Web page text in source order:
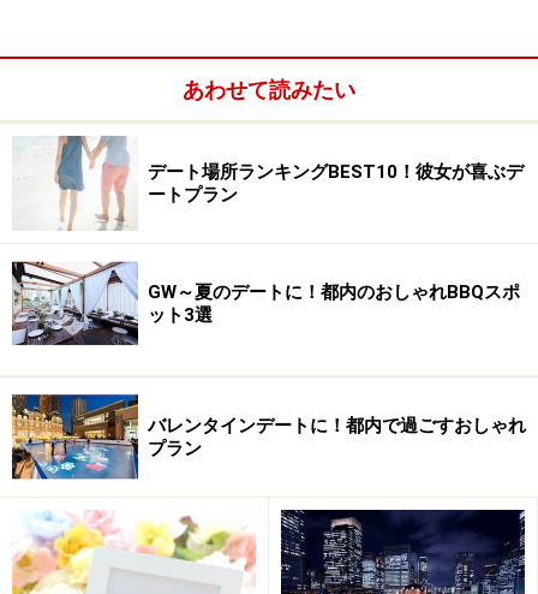
体を動かすってなんて爽快！
運動不足が気になる2人は、金欠の今こそ悩みを解消す
るチャンス！ということで、ここぞとばかりに健康的な
デートを。
「パレスサイクリングコース」では、毎週日曜日に自転
車を無料で貸し出し。皇居前の一般道が特別に開放さ
れ、サイクリングを楽しめます。区間は内堀通りの祝田
あわせて読みたい
デート場所ランキングBEST10！彼女が喜ぶデ
ートプラン
GW～夏のデートに！都内のおしゃれBBQスポ
ット3選
バレンタインデートに！都内で過ごすおしゃれ
プラン